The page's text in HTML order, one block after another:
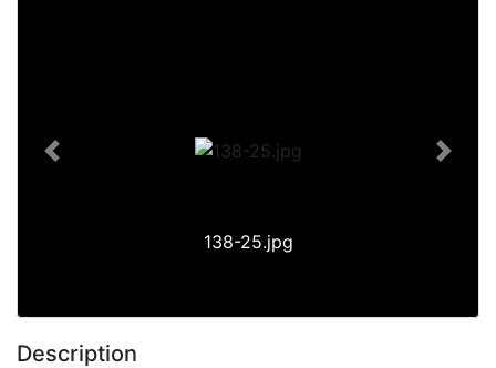
138-25.jpg
Previous Next
Description